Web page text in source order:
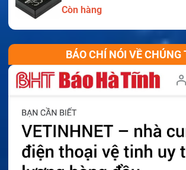
Còn hàng
BÁO CHÍ NÓI VỀ CHÚNG